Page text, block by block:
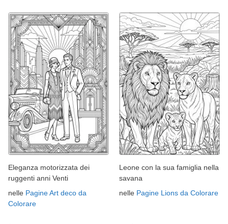
Eleganza motorizzata dei
ruggenti anni Venti
nelle Pagine Art deco da
Colorare
Leone con la sua famiglia nella
savana
nelle Pagine Lions da Colorare